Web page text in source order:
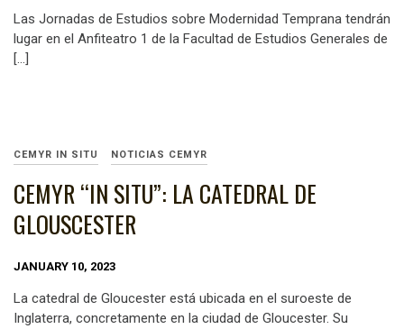
Las Jornadas de Estudios sobre Modernidad Temprana tendrán
lugar en el Anfiteatro 1 de la Facultad de Estudios Generales de
[…]
CEMYR IN SITU NOTICIAS CEMYR
CEMYR “IN SITU”: LA CATEDRAL DE
GLOUSCESTER
JANUARY 10, 2023
La catedral de Gloucester está ubicada en el suroeste de
Inglaterra, concretamente en la ciudad de Gloucester. Su